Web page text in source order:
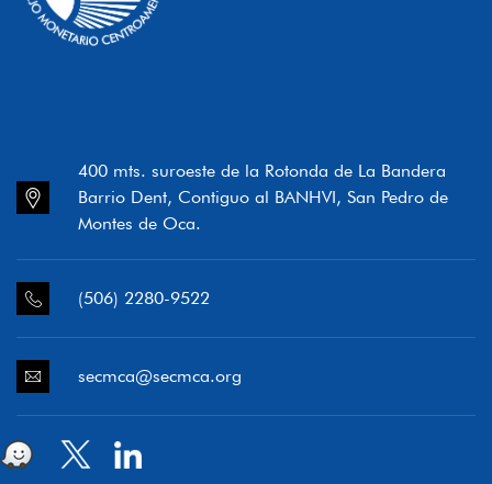
400 mts. suroeste de la Rotonda de La Bandera
Barrio Dent, Contiguo al BANHVI, San Pedro de
Montes de Oca.
(506) 2280-9522
secmca@secmca.org